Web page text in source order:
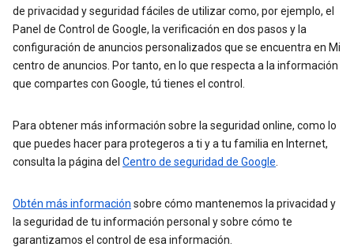
de privacidad y seguridad fáciles de utilizar como, por ejemplo, el
Panel de Control de Google, la verificación en dos pasos y la
configuración de anuncios personalizados que se encuentra en Mi
centro de anuncios. Por tanto, en lo que respecta a la información
que compartes con Google, tú tienes el control.
Para obtener más información sobre la seguridad online, como lo
que puedes hacer para protegeros a ti y a tu familia en Internet,
consulta la página del Centro de seguridad de Google
Obtén más información sobre cómo mantenemos la privacidad y
la seguridad de tu información personal y sobre cómo te
garantizamos el control de esa información.